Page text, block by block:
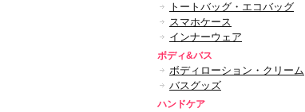
トートバッグ・エコバッグ
スマホケース
インナーウェア
ボディ&バス
ボディローション・クリーム
バスグッズ
ハンドケア